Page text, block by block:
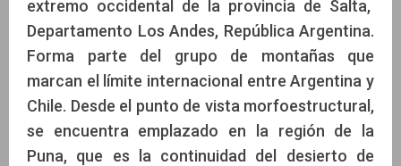
extremo occidental de la provincia de Salta,
Departamento Los Andes, República Argentina.
Forma parte del grupo de montañas que
marcan el límite internacional entre Argentina y
Chile. Desde el punto de vista morfoestructural,
se encuentra emplazado en la región de la
Puna, que es la continuidad del desierto de